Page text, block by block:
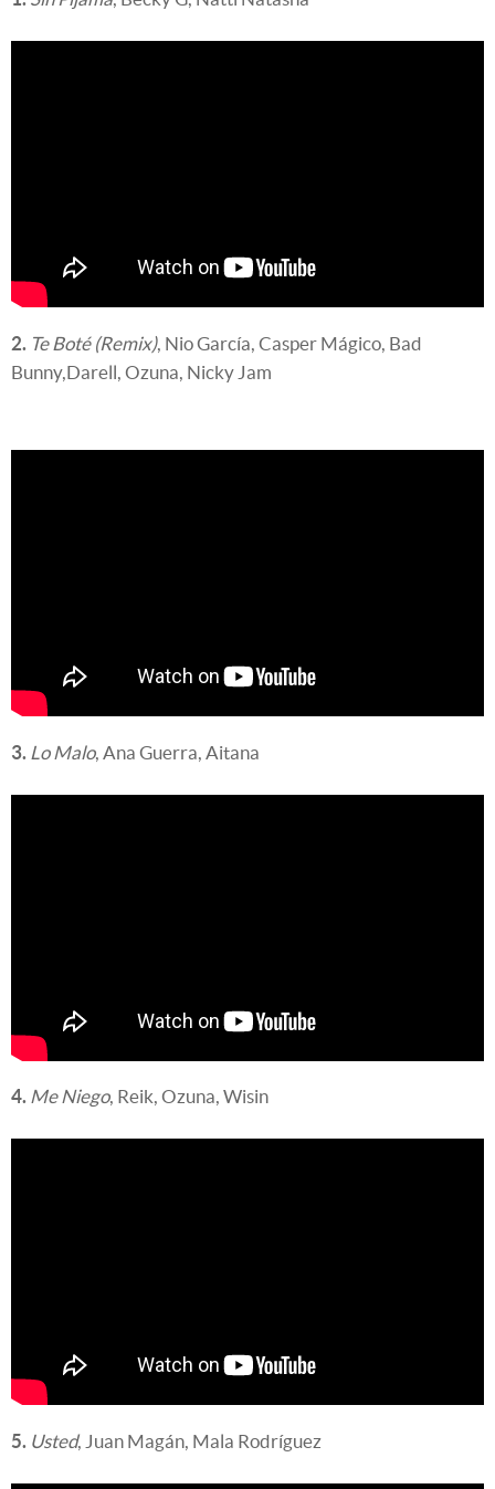
2. Te Boté (Remix), Nio García, Casper Mágico, Bad
Bunny,Darell, Ozuna, Nicky Jam
3. Lo Malo, Ana Guerra, Aitana
4. Me Niego, Reik, Ozuna, Wisin
5. Usted, Juan Magán, Mala Rodríguez